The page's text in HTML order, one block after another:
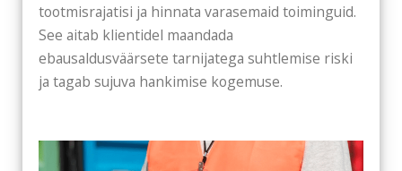
tootmisrajatisi ja hinnata varasemaid toiminguid.
See aitab klientidel maandada
ebausaldusväärsete tarnijatega suhtlemise riski
ja tagab sujuva hankimise kogemuse.